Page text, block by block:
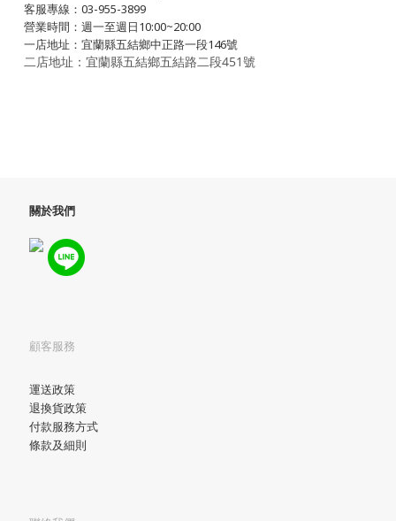
客服專線：03-955-3899
營業時間：週一至週日10:00~20:00
一店地址：宜蘭縣五結鄉中正路一段146號
二店地址：宜蘭縣五結鄉五結路二段451號
關於我們
顧客服務
運送政策
退換貨政策
付款服務方式
條款及細則